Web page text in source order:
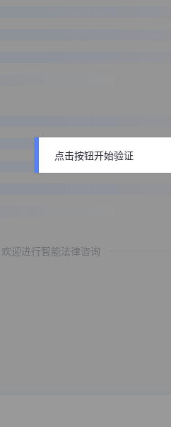
欢迎进行智能法律咨询
点击按钮开始验证